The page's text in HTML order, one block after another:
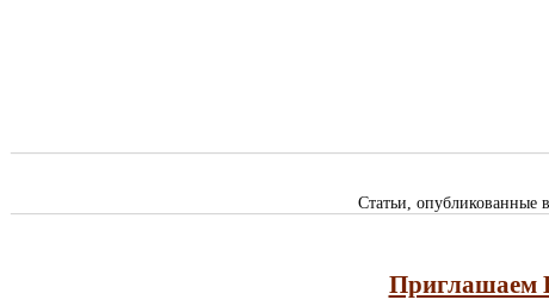
Статьи, опубликованные
Приглашаем